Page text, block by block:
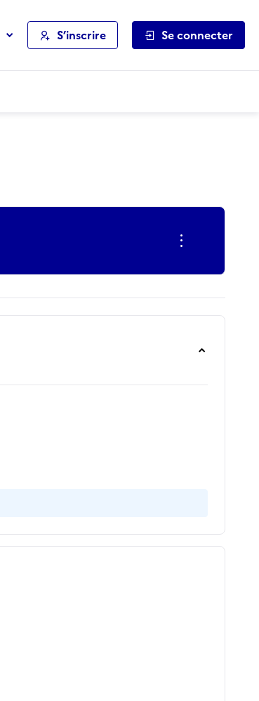
S’inscrire Se connecter